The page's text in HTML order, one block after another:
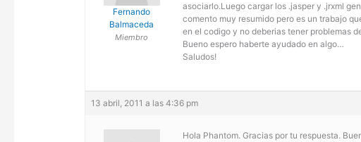
Fernando
Balmaceda
Miembro
asociarlo.Luego cargar los .jasper y .jrxml
comento muy resumido pero es un trabajo
en el codigo y no deberias tener problemas
Bueno espero haberte ayudado en algo…
Saludos!
13 abril, 2011 a las 4:36 pm
Hola Phantom. Gracias por tu respuesta.